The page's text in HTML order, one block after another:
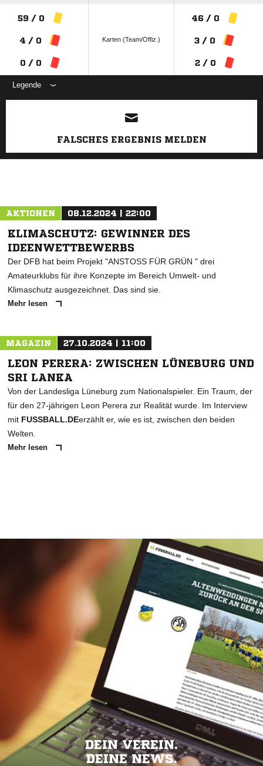
59 / 0
4 / 0
0 / 0
Karten (Team/Offiz.)
46 / 0
3 / 0
2 / 0
Legende
ANZEIGE
FALSCHES ERGEBNIS MELDEN
AKTIONEN 08.12.2024 | 22:00
KLIMASCHUTZ: GEWINNER DES
IDEENWETTBEWERBS
Der DFB hat beim Projekt "ANSTOSS FÜR GRÜN " drei
Amateurklubs für ihre Konzepte im Bereich Umwelt- und
Klimaschutz ausgezeichnet. Das sind sie.
Mehr lesen
MAGAZIN 27.10.2024 | 11:00
LEON PERERA: ZWISCHEN LÜNEBURG UND
SRI LANKA
Von der Landesliga Lüneburg zum Nationalspieler. Ein Traum, der
für den 27-jährigen Leon Perera zur Realität wurde. Im Interview
mit FUSSBALL.DEerzählt er, wie es ist, zwischen den beiden
Welten.
Mehr lesen
DEIN VEREIN.
DEINE NEWS.